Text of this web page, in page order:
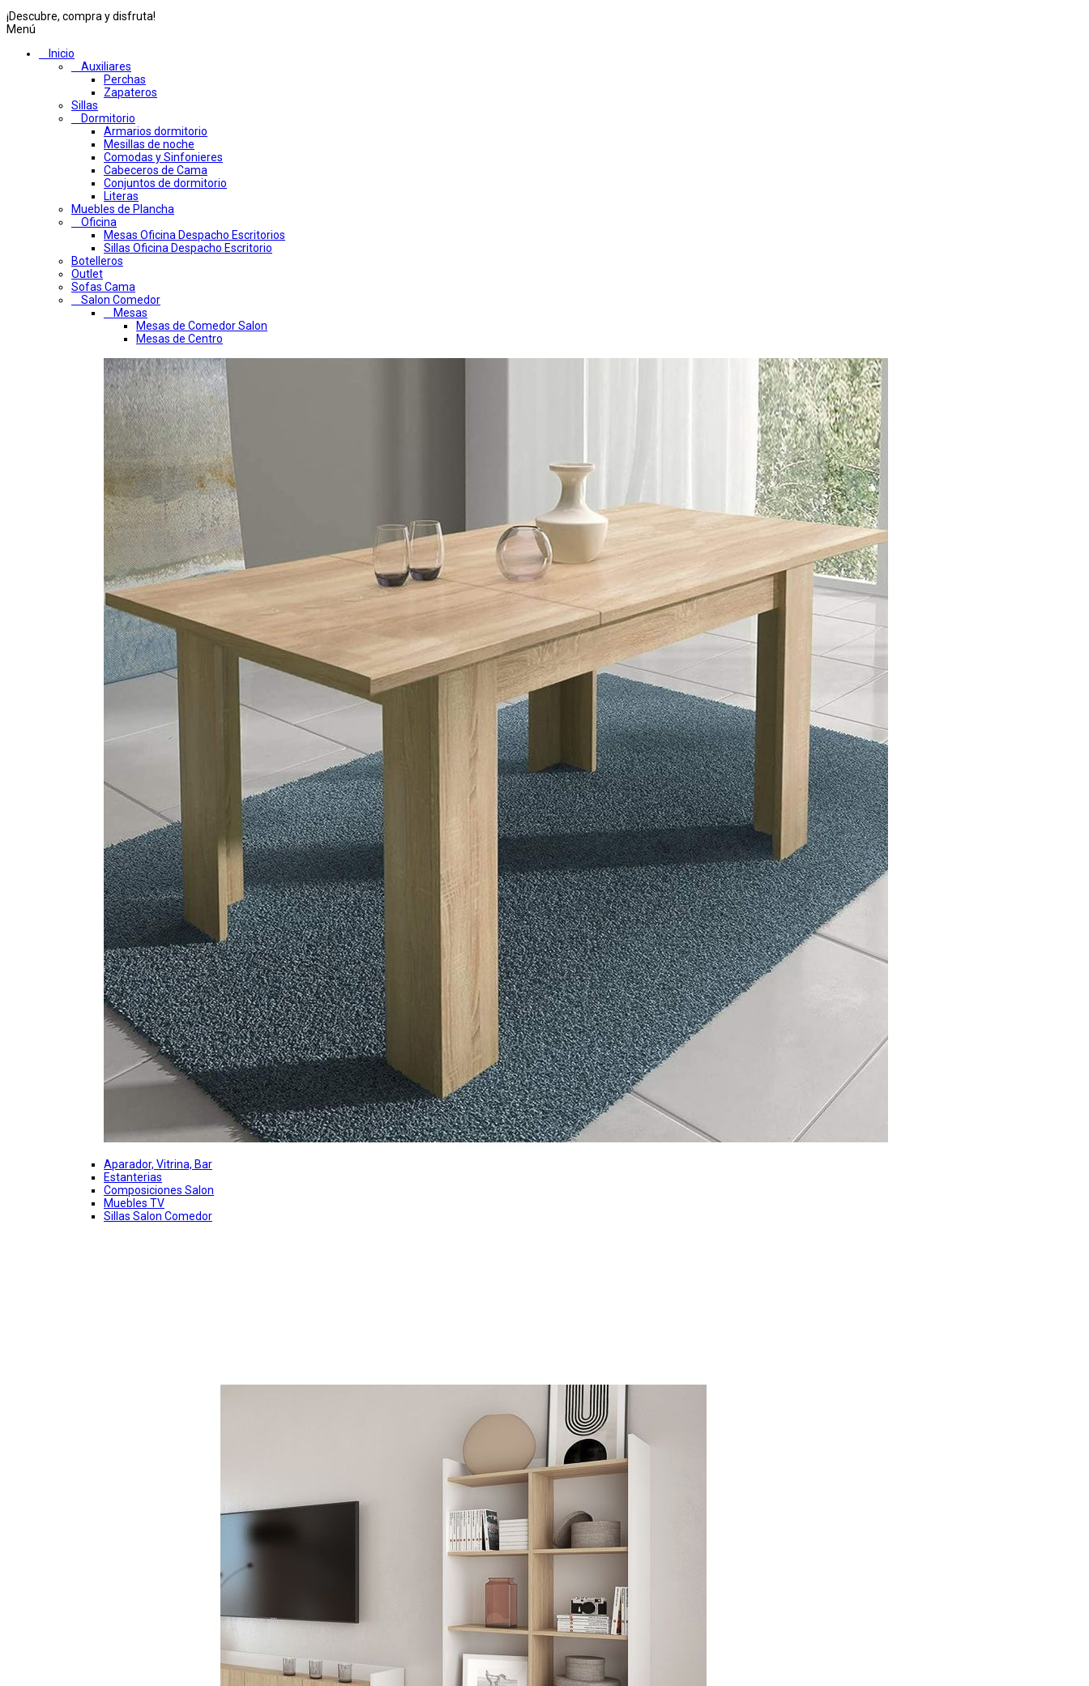
¡Descubre, compra y disfruta!
Menú
Inicio
Auxiliares
Perchas
Zapateros
Sillas
Dormitorio
Armarios dormitorio
Mesillas de noche
Comodas y Sinfonieres
Cabeceros de Cama
Conjuntos de dormitorio
Literas
Muebles de Plancha
Oficina
Mesas Oficina Despacho Escritorios
Sillas Oficina Despacho Escritorio
Botelleros
Outlet
Sofas Cama
Salon Comedor
Mesas
Mesas de Comedor Salon
Mesas de Centro
Aparador, Vitrina, Bar
Estanterias
Composiciones Salon
Muebles TV
Sillas Salon Comedor